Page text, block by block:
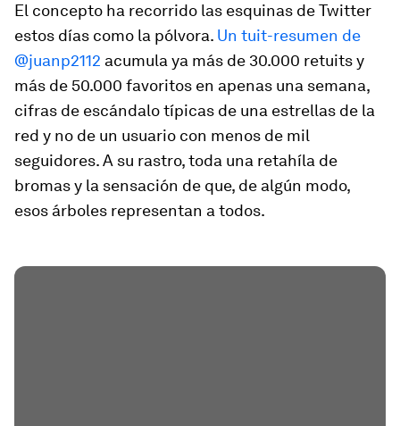
El concepto ha recorrido las esquinas de Twitter
estos días como la pólvora. Un tuit-resumen de
@juanp2112 acumula ya más de 30.000 retuits y
más de 50.000 favoritos en apenas una semana,
cifras de escándalo típicas de una estrellas de la
red y no de un usuario con menos de mil
seguidores. A su rastro, toda una retahíla de
bromas y la sensación de que, de algún modo,
esos árboles representan a todos.